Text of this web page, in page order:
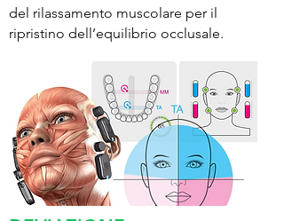
del rilassamento muscolare per il
ripristino dell’equilibrio occlusale.